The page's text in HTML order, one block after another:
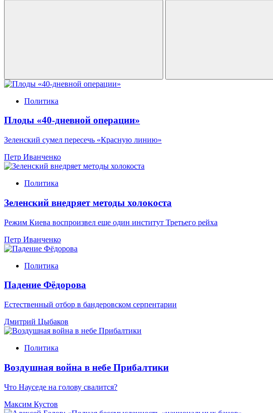
Политика
Плоды «40-дневной операции»
Зеленский сумел пересечь «Красную линию»
Петр Иванченко
Политика
Зеленский внедряет методы холокоста
Режим Киева воспроизвел еще один институт Третьего рейха
Петр Иванченко
Политика
Падение Фёдорова
Естественный отбор в бандеровском серпентарии
Дмитрий Цыбаков
Политика
Воздушная война в небе Прибалтики
Что Науседе на голову свалится?
Максим Кустов